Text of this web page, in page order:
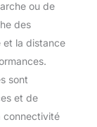
ou de
des
et la distance
sont
et de
connectivité